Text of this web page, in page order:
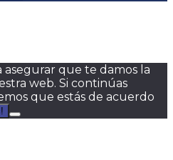
asegurar que te damos la
web. Si continúas
que estás de acuerdo